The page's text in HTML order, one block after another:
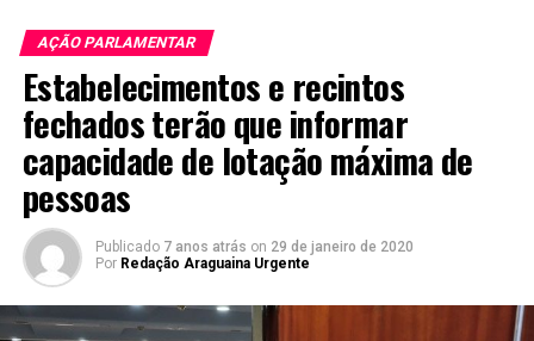
AÇÃO PARLAMENTAR
Estabelecimentos e recintos
fechados terão que informar
capacidade de lotação máxima de
pessoas
Publicado 7 anos atrás on 29 de janeiro de 2020
Por Redação Araguaina Urgente